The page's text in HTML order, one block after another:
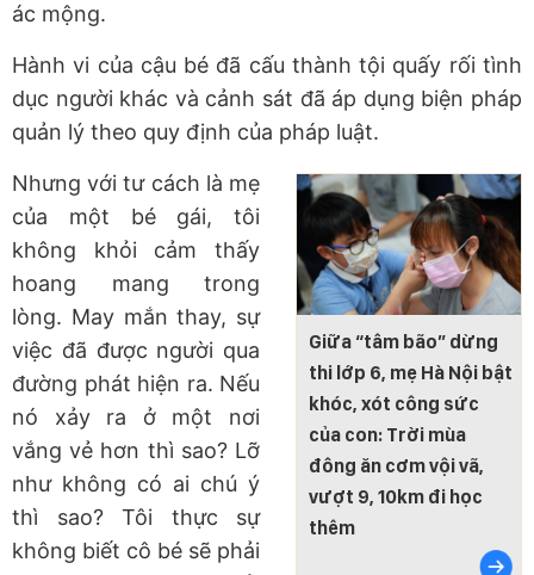
ác mộng.
Hành vi của cậu bé đã cấu thành tội quấy rối tình
dục người khác và cảnh sát đã áp dụng biện pháp
quản lý theo quy định của pháp luật.
Giữa “tâm bão” dừng
thi lớp 6, mẹ Hà Nội bật
khóc, xót công sức
của con: Trời mùa
đông ăn cơm vội vã,
vượt 9, 10km đi học
thêm
Nhưng với tư cách là mẹ
của một bé gái, tôi
không khỏi cảm thấy
hoang mang trong
lòng. May mắn thay, sự
việc đã được người qua
đường phát hiện ra. Nếu
nó xảy ra ở một nơi
vắng vẻ hơn thì sao? Lỡ
như không có ai chú ý
thì sao? Tôi thực sự
không biết cô bé sẽ phải